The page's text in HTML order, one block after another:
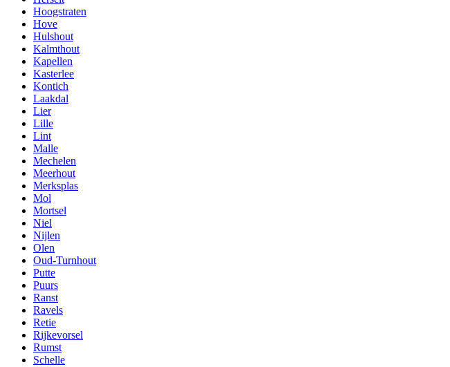
Hoogstraten
Hove
Hulshout
Kalmthout
Kapellen
Kasterlee
Kontich
Laakdal
Lier
Lille
Lint
Malle
Mechelen
Meerhout
Merksplas
Mol
Mortsel
Niel
Nijlen
Olen
Oud-Turnhout
Putte
Puurs
Ranst
Ravels
Retie
Rijkevorsel
Rumst
Schelle